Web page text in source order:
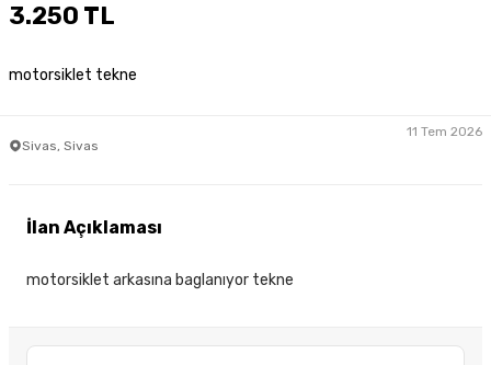
3.250 TL
motorsiklet tekne
Sivas, Sivas
11 Tem 2026
İlan Açıklaması
motorsiklet arkasına baglanıyor tekne